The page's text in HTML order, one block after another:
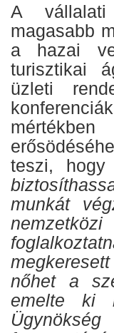
A vállalati
magasabb
a hazai
turisztikai
üzleti
teszi, hogy
munkát
nőhet a
emelte ki